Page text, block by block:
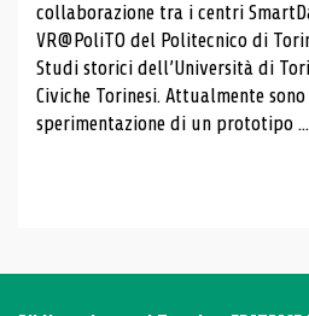
collaborazione tra i centri
VR@PoliTO del Politecnico di
Studi storici dell’Università di
Civiche Torinesi. Attualmente
sperimentazione di un prototipo ...